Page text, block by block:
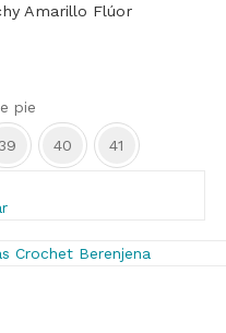
Amarillo Flúor
pie
40 41